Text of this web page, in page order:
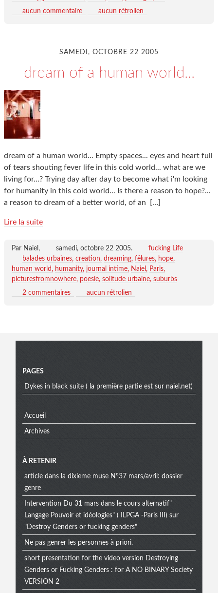
aucun commentaire
aucun rétrolien
SAMEDI, OCTOBRE 22 2005
dream of a human world...
dream of a human world... Empty spaces... eyes and heart full
of tears shouting fever life in this cold world... what are we
living for...? Trying day after day to become what i'm looking
for humanity in this cold world... Is there a reason to hope?...
a reason to dream of a better world, of an
[…]
Lire la suite
Par Naiel, samedi, octobre 22 2005.
fucking Life
balades urbaines creation dreaming fêlures
hope
human world
humanity journal intime Naiel
Paris
picturesfromnowhere poesie solitude urbaine suburbs
2 commentaires
aucun rétrolien
Menu
PAGES
Dykes in black suite ( la première partie est sur naiel.net)
Accueil
Archives
À RETENIR
article dans la dixieme muse N°37 mars/avril: dossier
genre
Intervention Du 31 mars dans le cours alternatif"
Langage Pouvoir et idéologies" ( ILPGA -Paris III) sur
"Destroy Genders or fucking genders"
Ne pas genrer les personnes à priori.
short presentation for the video version Destroying
Genders or Fucking Genders : for A NO BINARY Society
VERSION 2